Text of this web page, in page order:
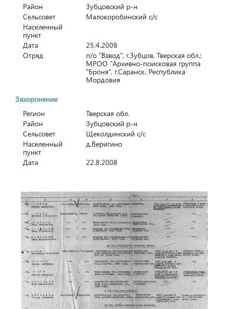
Район
Зубцовский р-н
Сельсовет
Малокоробинский с/с
Населенный
пункт
Дата
25.4.2008
Отряд
п/о "Взвод", г.Зубцов, Тверская обл.;
МРОО "Архивно-поисковая группа
"Броня", г.Саранск, Республика
Мордовия
Захоронение
Регион
Тверская обл.
Район
Зубцовский р-н
Сельсовет
Щеколдинский с/с
Населенный
пункт
д.Веригино
Дата
22.8.2008